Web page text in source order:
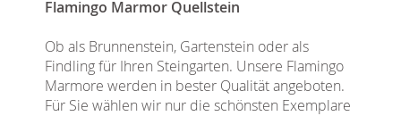
Flamingo Marmor Quellstein
Ob als Brunnenstein, Gartenstein oder als
Findling für Ihren Steingarten. Unsere Flamingo
Marmore werden in bester Qualität angeboten.
Für Sie wählen wir nur die schönsten Exemplare